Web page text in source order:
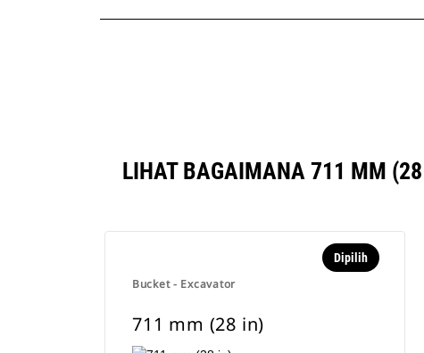
LIHAT BAGAIMANA 711 MM (28
Bucket - Excavator
Dipilih
711 mm (28 in)